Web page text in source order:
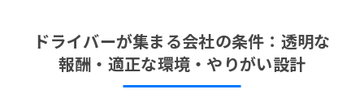
ドライバーが集まる会社の条件：透明な
報酬・適正な環境・やりがい設計